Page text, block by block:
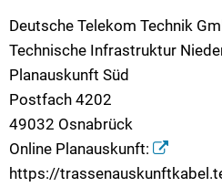
Deutsche Telekom Technik
Technische Infrastruktur
Planauskunft Süd
Postfach 4202
49032 Osnabrück
Online Planauskunft:
https://